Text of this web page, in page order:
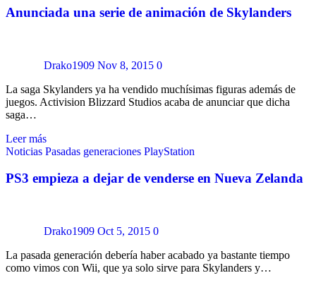
Anunciada una serie de animación de Skylanders
Drako1909 Nov 8, 2015 0
La saga Skylanders ya ha vendido muchísimas figuras además de
juegos. Activision Blizzard Studios acaba de anunciar que dicha
saga…
Leer más
Noticias Pasadas generaciones PlayStation
PS3 empieza a dejar de venderse en Nueva Zelanda
Drako1909 Oct 5, 2015 0
La pasada generación debería haber acabado ya bastante tiempo
como vimos con Wii, que ya solo sirve para Skylanders y…